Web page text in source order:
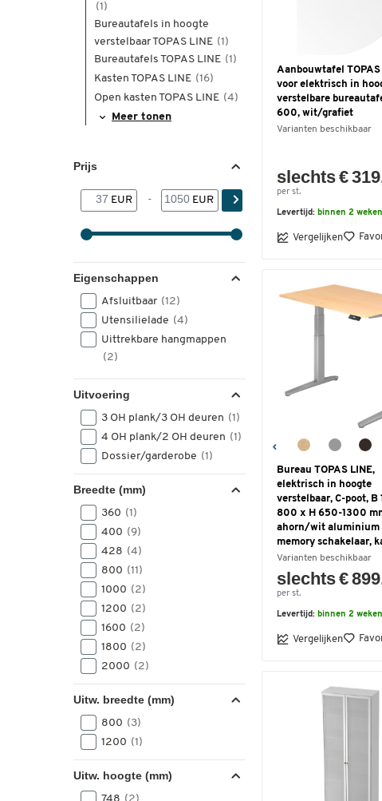
(1)
Bureautafels in hoogte
verstelbaar TOPAS LINE (1)
Bureautafels TOPAS LINE (1)
Kasten TOPAS LINE (16)
Open kasten TOPAS LINE (4)
Meer tonen
Prijs
EUR - EUR
Eigenschappen
Afsluitbaar (12)
Utensilielade (4)
Uittrekbare hangmappen
(2)
Uitvoering
3 OH plank/3 OH deuren (1)
4 OH plank/2 OH deuren (1)
Dossier/garderobe (1)
Breedte (mm)
360 (1)
400 (9)
428 (4)
800 (11)
1000 (2)
1200 (2)
1600 (2)
1800 (2)
2000 (2)
Uitw. breedte (mm)
800 (3)
1200 (1)
Uitw. hoogte (mm)
Aanbouwtafel TOPAS
voor elektrisch in
verstelbare
600, wit/grafiet
Varianten beschikbaar
slechts €
per st.
Levertijd: binnen 2 weken
Vergelijken
Bureau TOPAS LINE,
elektrisch in hoogte
verstelbaar, C-poot, B
800 x H 650-1300
ahorn/wit aluminium
memory schakelaar,
Varianten beschikbaar
slechts €
per st.
Levertijd: binnen 2 weken
Vergelijken